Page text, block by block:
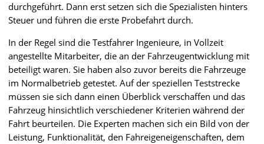
durchgeführt. Dann erst setzen sich die Spezialisten hinters
Steuer und führen die erste Probefahrt durch.
In der Regel sind die Testfahrer Ingenieure, in Vollzeit
angestellte Mitarbeiter, die an der Fahrzeugentwicklung mit
beteiligt waren. Sie haben also zuvor bereits die Fahrzeuge
im Normalbetrieb getestet. Auf der speziellen Teststrecke
müssen sie sich dann einen Überblick verschaffen und das
Fahrzeug hinsichtlich verschiedener Kriterien während der
Fahrt beurteilen. Die Experten machen sich ein Bild von der
Leistung, Funktionalität, den Fahreigeneigenschaften, dem